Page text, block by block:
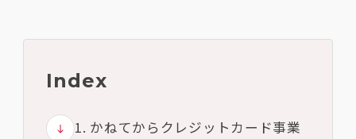
Index
1. かねてからクレジットカード事業